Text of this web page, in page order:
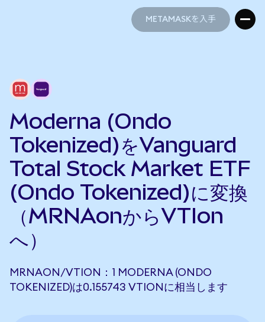
METAMASKを入手
Moderna (Ondo
Tokenized)をVanguard
Total Stock Market ETF
(Ondo Tokenized)に変換
（MRNAonからVTIon
へ）
MRNAON/VTION：1 MODERNA (ONDO
TOKENIZED)は0.155743 VTIONに相当します